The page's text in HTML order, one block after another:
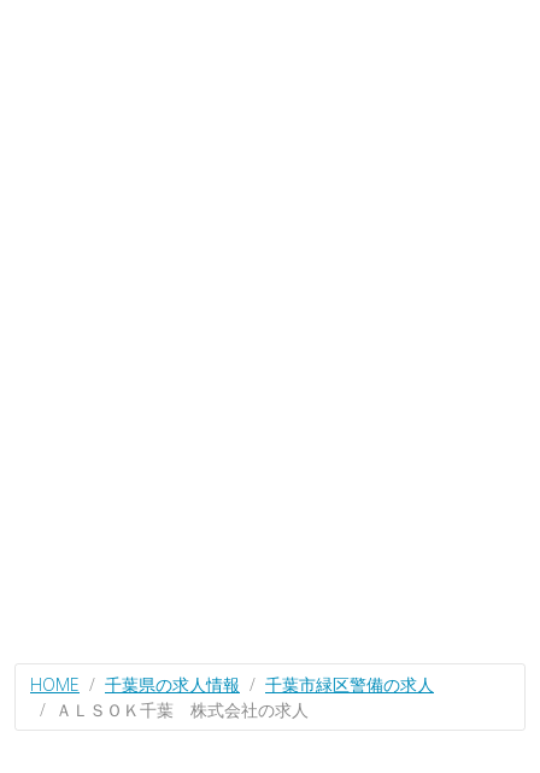
HOME 千葉県の求人情報
千葉市緑区警備の求人
ＡＬＳＯＫ千葉 株式会社の求人